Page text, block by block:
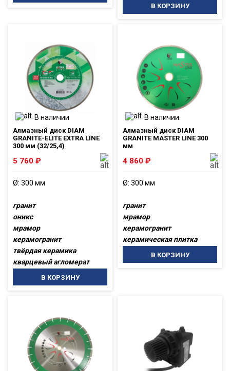
В КОРЗИНУ
В наличии
Алмазный диск DIAM
GRANITE-ELITE EXTRA LINE
300 мм (32/25,4)
5 760 ₽
Ø: 300 мм
гранит
оникс
мрамор
керамогранит
твёрдая керамика
кварцевый агломерат
В КОРЗИНУ
В наличии
Алмазный диск DIAM
GRANITE MASTER LINE 300
мм
4 860 ₽
Ø: 300 мм
гранит
мрамор
керамогранит
керамическая плитка
В КОРЗИНУ